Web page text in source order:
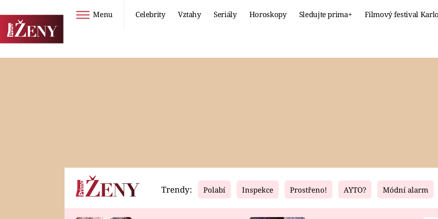
Menu Celebrity Vztahy Seriály Horoskopy Sledujte prima+ Filmový festival
Horoskopy Video Fresh Living
Trendy: Polabí Inspekce Prostřeno! AYTO? Módní alarm